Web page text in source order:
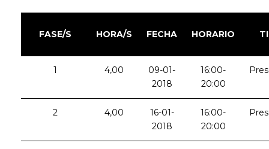
FASE/S HORA/S FECHA HORARIO
1 4,00
09-01-
2018
16:00-
20:00
2 4,00
16-01-
2018
16:00-
20:00